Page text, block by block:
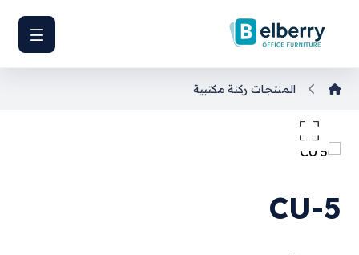
المنتجات ركنة مكتبية
CU-5